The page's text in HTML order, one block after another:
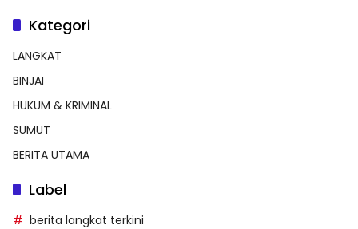
Kategori
LANGKAT
BINJAI
HUKUM & KRIMINAL
SUMUT
BERITA UTAMA
Label
berita langkat terkini